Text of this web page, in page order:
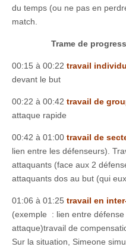
du temps (ou ne pas en
match.
Trame de
00:15 à 00:22 travail
devant le but
00:22 à 00:42 travail de
attaque rapide
00:42 à 01:00 travail de
lien entre les défenseurs).
attaquants (face aux 2
attaquants dos au but (qui
01:06 à 01:25 travail en
(exemple : lien entre
attaque)travail de
Sur la situation, Simeone